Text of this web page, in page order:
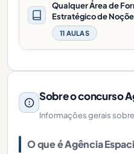
Qualquer Área de
Estratégico de
11 AULAS
Sobre o concurso
Informações gerais
O que é Agência